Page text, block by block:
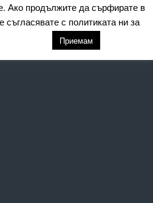
Ако продължите да сърфирате в
съгласявате с политиката ни за
Приемам